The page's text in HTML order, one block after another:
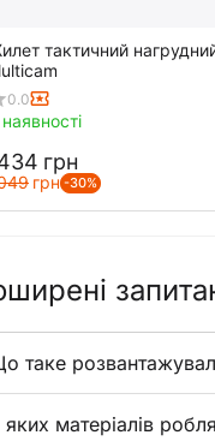
тактичний
0.0
грн
грн -30%
таке
яких матеріалів